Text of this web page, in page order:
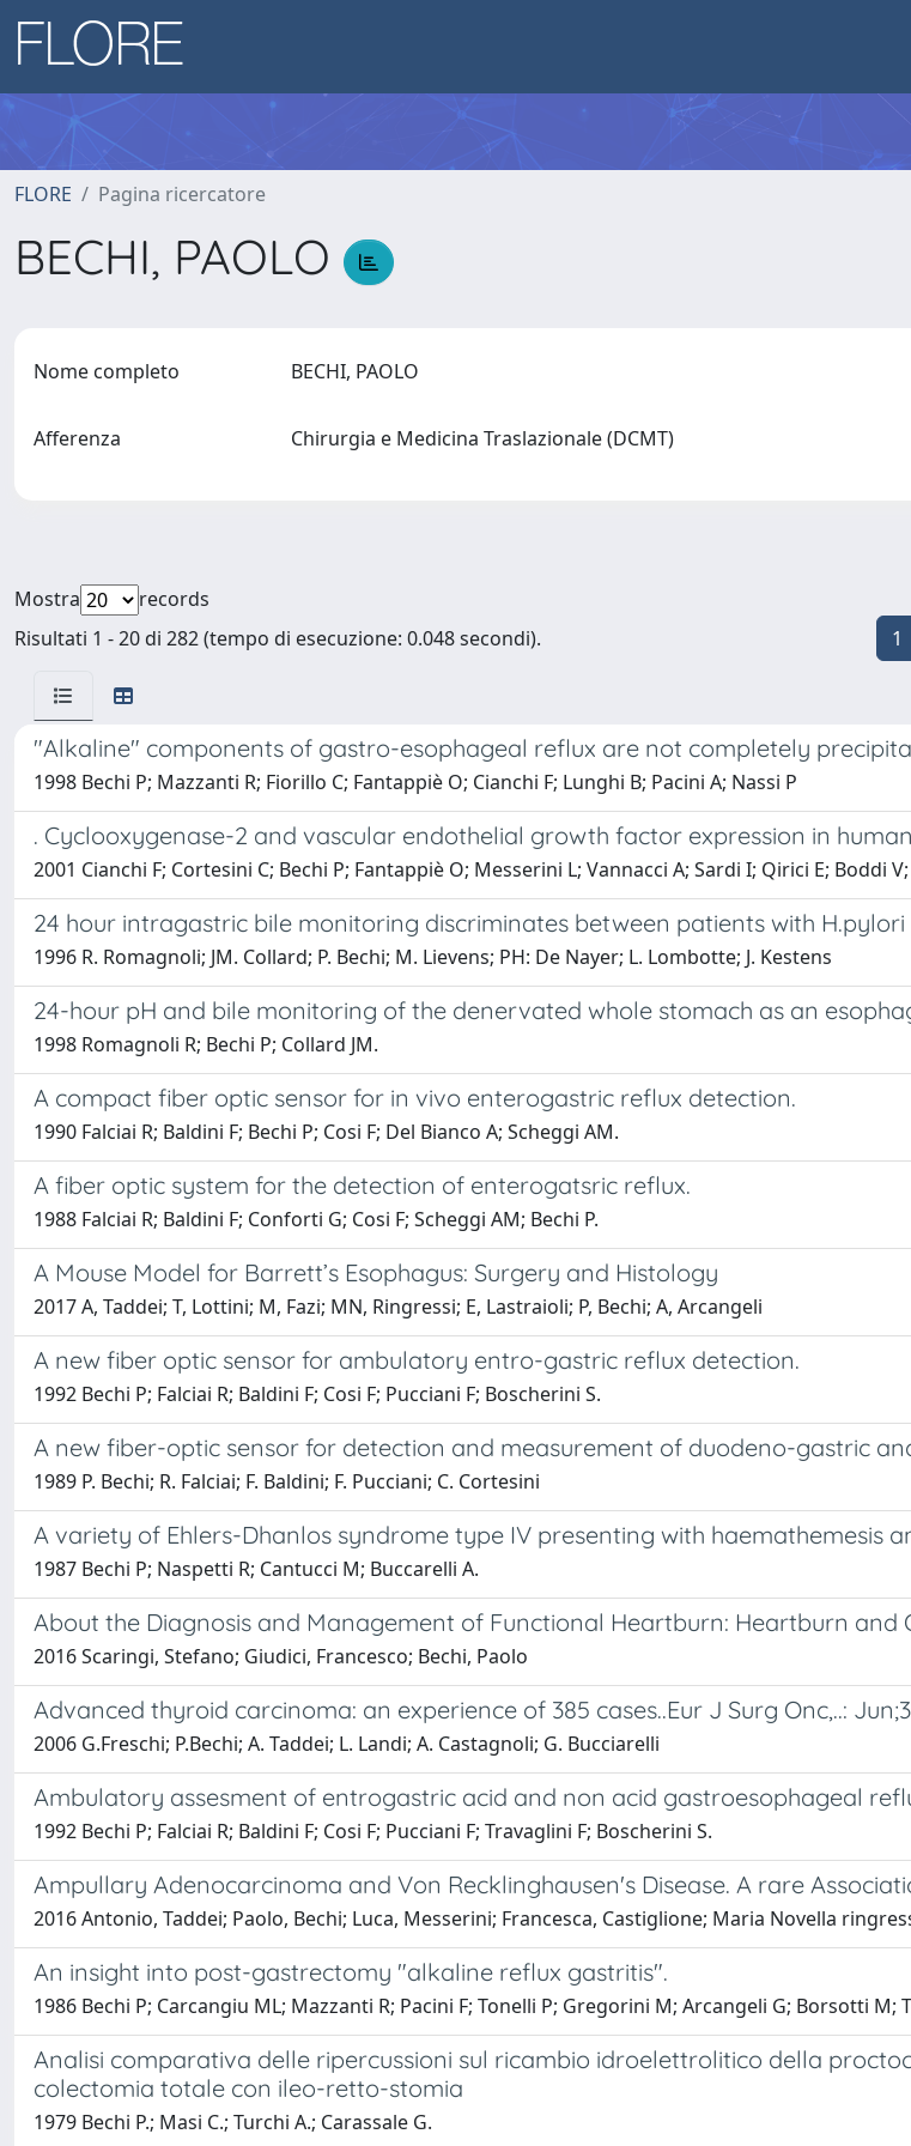
FLORE Pagina ricercatore
BECHI, PAOLO
Nome completo BECHI, PAOLO
Afferenza Chirurgia e Medicina Traslazionale (DCMT)
Mostra
records
Risultati 1 - 20 di 282 (tempo di esecuzione: 0.048 secondi).
1
"Alkaline" components of gastro-esophageal reflux are not completely
1998 Bechi P; Mazzanti R; Fiorillo C; Fantappiè O; Cianchi F; Lunghi B; Pacini A; Nassi P
. Cyclooxygenase-2 and vascular endothelial growth factor expression in
2001 Cianchi F; Cortesini C; Bechi P; Fantappiè O; Messerini L; Vannacci A; Sardi I; Qirici E; Boddi
24 hour intragastric bile monitoring discriminates between patients with
1996 R. Romagnoli; JM. Collard; P. Bechi; M. Lievens; PH: De Nayer; L. Lombotte; J. Kestens
24-hour pH and bile monitoring of the denervated whole stomach as an
1998 Romagnoli R; Bechi P; Collard JM.
A compact fiber optic sensor for in vivo enterogastric reflux detection.
1990 Falciai R; Baldini F; Bechi P; Cosi F; Del Bianco A; Scheggi AM.
A fiber optic system for the detection of enterogatsric reflux.
1988 Falciai R; Baldini F; Conforti G; Cosi F; Scheggi AM; Bechi P.
A Mouse Model for Barrett’s Esophagus: Surgery and Histology
2017 A, Taddei; T, Lottini; M, Fazi; MN, Ringressi; E, Lastraioli; P, Bechi; A, Arcangeli
A new fiber optic sensor for ambulatory entro-gastric reflux detection.
1992 Bechi P; Falciai R; Baldini F; Cosi F; Pucciani F; Boscherini S.
A new fiber-optic sensor for detection and measurement of duodeno-gastric
1989 P. Bechi; R. Falciai; F. Baldini; F. Pucciani; C. Cortesini
A variety of Ehlers-Dhanlos syndrome type IV presenting with haemathemesis
1987 Bechi P; Naspetti R; Cantucci M; Buccarelli A.
About the Diagnosis and Management of Functional Heartburn: Heartburn and
2016 Scaringi, Stefano; Giudici, Francesco; Bechi, Paolo
Advanced thyroid carcinoma: an experience of 385 cases..Eur J Surg Onc,..:
2006 G.Freschi; P.Bechi; A. Taddei; L. Landi; A. Castagnoli; G. Bucciarelli
Ambulatory assesment of entrogastric acid and non acid gastroesophageal
1992 Bechi P; Falciai R; Baldini F; Cosi F; Pucciani F; Travaglini F; Boscherini S.
Ampullary Adenocarcinoma and Von Recklinghausen's Disease. A rare
2016 Antonio, Taddei; Paolo, Bechi; Luca, Messerini; Francesca, Castiglione; Maria Novella
An insight into post-gastrectomy "alkaline reflux gastritis".
1986 Bechi P; Carcangiu ML; Mazzanti R; Pacini F; Tonelli P; Gregorini M; Arcangeli G; Borsotti M;
Analisi comparativa delle ripercussioni sul ricambio idroelettrolitico della
colectomia totale con ileo-retto-stomia
1979 Bechi P.; Masi C.; Turchi A.; Carassale G.